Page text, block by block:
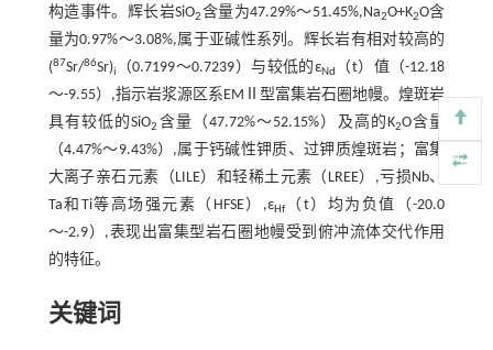
构造事件。辉长岩SiO2含量为47.29%～51.45%,Na2O+K2O含
量为0.97%～3.08%,属于亚碱性系列。辉长岩有相对较高的
(87Sr/86Sr)i （0.7199～0.7239）与较低的εNd
（t）值（-12.18
～-9.55）,指示岩浆源区系EMⅡ型富集岩石圈地幔。煌斑岩
具有较低的SiO2 含量（47.72%～52.15%）及高的K2O含量
（4.47%～9.43%）,属于钙碱性钾质、过钾质煌斑岩；富集
大离子亲石元素（LILE）和轻稀土元素（LREE）,亏损Nb、
Ta和Ti等高场强元素（HFSE）,εHf（t）均为负值（-20.0
～-2.9）,表现出富集型岩石圈地幔受到俯冲流体交代作用
的特征。
关键词